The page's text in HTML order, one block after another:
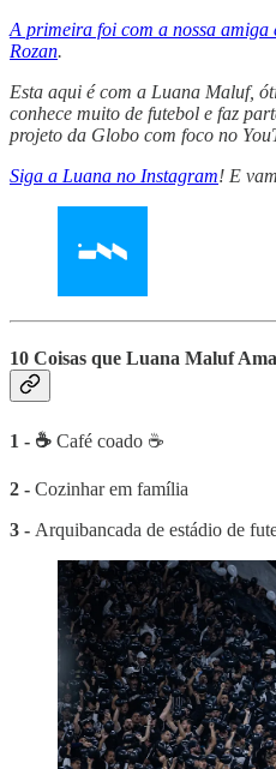
A primeira foi com a nossa amiga
Rozan.
Esta aqui é com a Luana Maluf,
conhece muito de futebol e faz
projeto da Globo com foco no
Siga a Luana no Instagram! E
10 Coisas que Luana Maluf Ama
1 - ☕ Café coado ☕
2 - Cozinhar em família
3 - Arquibancada de estádio de